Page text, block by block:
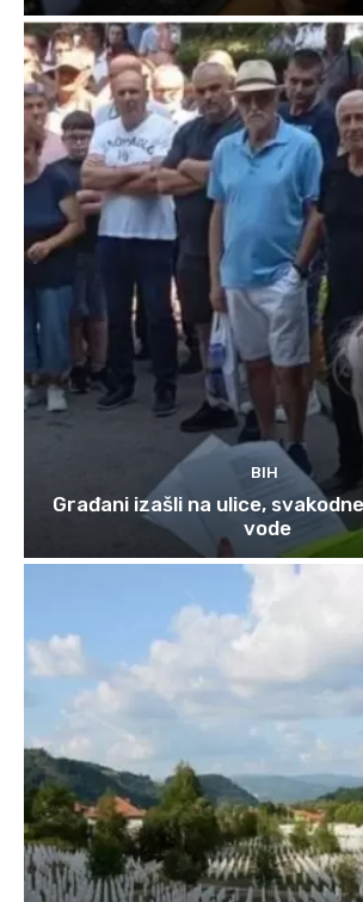
BIH
Građani izašli na ulice,
vode